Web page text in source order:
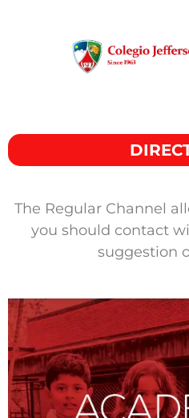
The Regular Channel
you should contact
suggestion